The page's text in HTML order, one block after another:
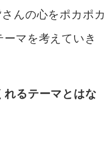
んの心をポカポカ
マを考えていき
れるテーマとはな